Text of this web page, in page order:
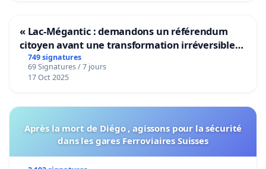
« Lac-Mégantic : demandons un référendum
citoyen avant une transformation irréversible
de notre territoire »
749 signatures
69 Signatures / 7 jours
17 Oct 2025
Après la mort de Diégo , agissons pour la sécurité
dans les gares Ferroviaires Suisses